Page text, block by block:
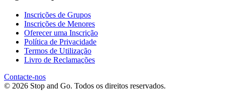
Inscrições de Grupos
Inscrições de Menores
Oferecer uma Inscrição
Política de Privacidade
Termos de Utilização
Livro de Reclamações
Contacte-nos
© 2026 Stop and Go. Todos os direitos reservados.